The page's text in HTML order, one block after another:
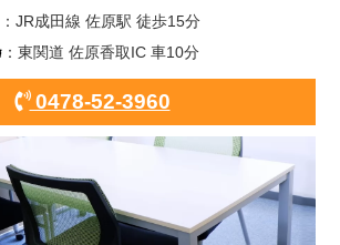
：JR成田線 佐原駅 徒歩15分
：東関道 佐原香取IC 車10分
0478-52-3960